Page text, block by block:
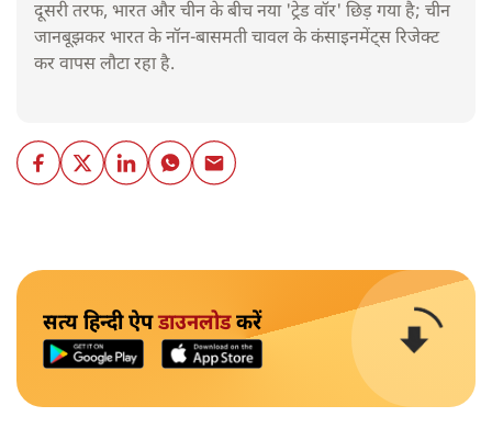
दूसरी तरफ, भारत और चीन के बीच नया 'ट्रेड वॉर' छिड़ गया है; चीन
जानबूझकर भारत के नॉन-बासमती चावल के कंसाइनमेंट्स रिजेक्ट
कर वापस लौटा रहा है.
सत्य हिन्दी ऐपडाउनलोडकरें